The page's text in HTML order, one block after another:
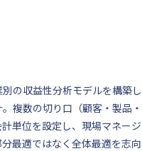
の収益性分析モデルを構築
複数の切り口（顧客・製品
単位を設定し、現場マネー
最適ではなく全体最適を志